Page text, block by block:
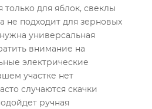
только для яблок, свеклы
не подходит для зерновых
универсальная
внимание на
электрические
участке нет
случаются скачки
ручная